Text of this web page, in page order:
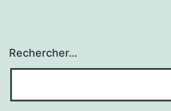
Rechercher…